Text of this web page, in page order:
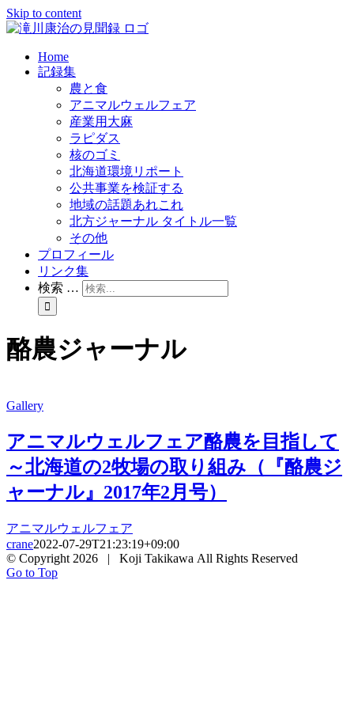
Skip to content
Home
記録集
農と食
アニマルウェルフェア
産業用大麻
ラピダス
核のゴミ
北海道環境リポート
公共事業を検証する
地域の話題あれこれ
北方ジャーナル タイトル一覧
その他
プロフィール
リンク集
検索 …
酪農ジャーナル
Gallery
アニマルウェルフェア酪農を目指して
～北海道の2牧場の取り組み（『酪農ジ
ャーナル』2017年2月号）
アニマルウェルフェア
crane2022-07-29T21:23:19+09:00
© Copyright 2026 | Koji Takikawa All Rights Reserved
Go to Top